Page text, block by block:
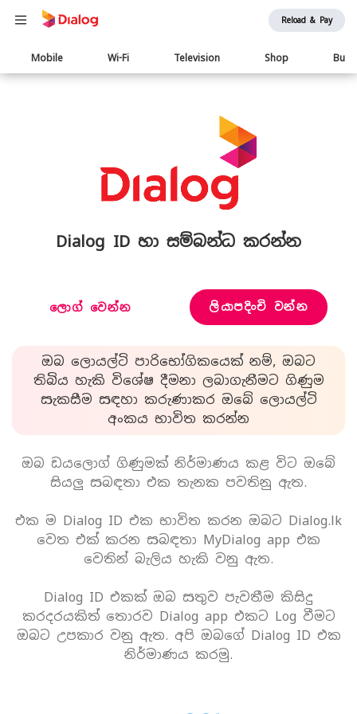
Reload & Pay
Main
navigation
Mobile Wi-Fi Television Shop
Dialog ID හා සම්බන්ධ කරන්න
ලොග් වෙන්න ලියාපදිංචි වන්න
ඔබ ලොයල්ටි පාරිභෝගිකයෙක් නම්, ඔබට
තිබිය හැකි විශේෂ දීමනා ලබාගැනීමට ගිණුම
සැකසීම සඳහා කරුණාකර ඔබේ ලොයල්ටි
අංකය භාවිත කරන්න
ඔබ ඩයලොග් ගිණුමක් නිර්මාණය කළ විට ඔබේ
සියලු සබඳතා එක තැනක පවතිනු ඇත.
එක ම Dialog ID එක භාවිත කරන ඔබට Dialog.lk
වෙත එක් කරන සබඳතා MyDialog app එක
වෙතින් බැලිය හැකි වනු ඇත.
Dialog ID එකක් ඔබ සතුව පැවතීම කිසිදු
කරදරයකිත් තොරව Dialog app එකට Log වීමට
ඔබට උපකාර වනු ඇත. අපි ඔබගේ Dialog ID එක
නිර්මාණය කරමු.